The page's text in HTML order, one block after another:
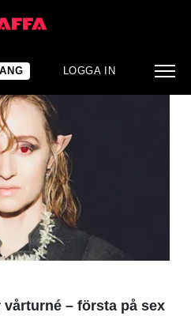
LOGGA IN
– första på sex